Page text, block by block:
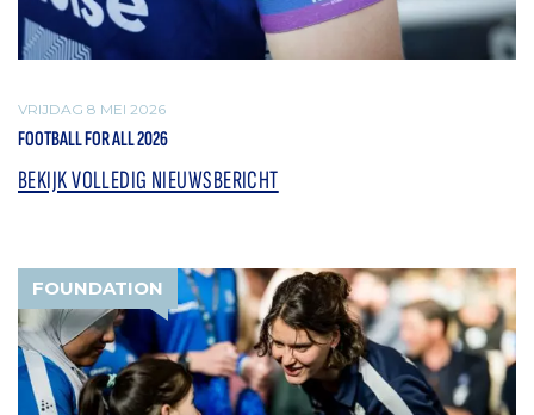
VRIJDAG 8 MEI 2026
FOOTBALL FOR ALL 2026
BEKIJK VOLLEDIG NIEUWSBERICHT
FOUNDATION